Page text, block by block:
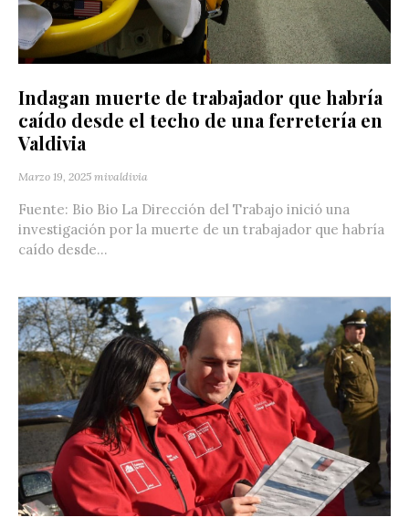
Indagan muerte de trabajador que habría
caído desde el techo de una ferretería en
Valdivia
Marzo 19, 2025 mivaldivia
Fuente: Bio Bio La Dirección del Trabajo inició una
investigación por la muerte de un trabajador que habría
caído desde...